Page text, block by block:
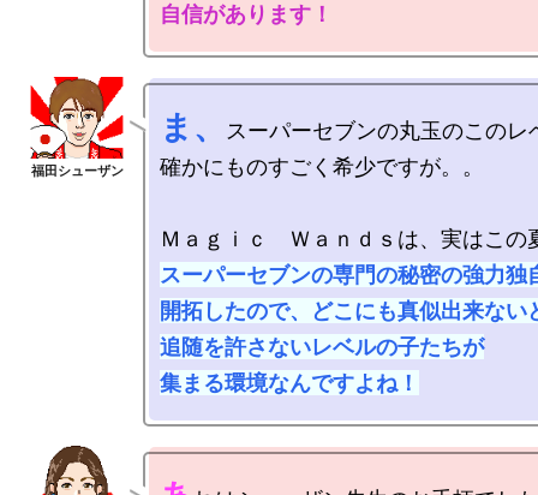
自信があります！
ま、
スーパーセブンの丸玉のこのレ
確かにものすごく希少ですが。。
スーパーセブンの専門の秘密の強力独
開拓したので、どこにも真似出来ない
追随を許さないレベルの子たちが
集まる環境なんですよね！